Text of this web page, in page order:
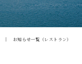
お知らせ一覧（レストラン）